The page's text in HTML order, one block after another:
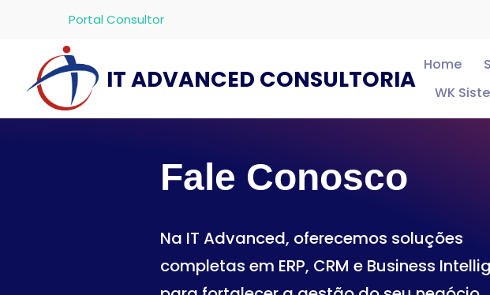
Portal Consultor
IT ADVANCED CONSULTORIA Home
WK
Fale Conosco
Na IT Advanced, oferecemos soluções
completas em ERP, CRM e Business